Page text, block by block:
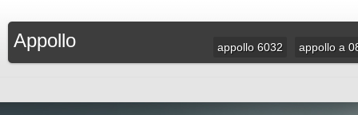
Appollo appollo 6032 appollo a